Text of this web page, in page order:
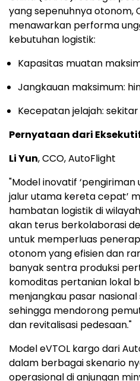
yang sepenuhnya otonom,
menawarkan performa
kebutuhan logistik:
Kapasitas muatan
Jangkauan maksimum:
Kecepatan jelajah:
Pernyataan dari
Li Yun, CCO, AutoFlight
"Model inovatif ‘pengiriman
jalur utama kereta cepat’
hambatan logistik di
akan terus berkolaborasi
untuk memperluas
otonom yang efisien dan
banyak sentra produksi
komoditas pertanian lokal
menjangkau pasar
sehingga mendorong
dan revitalisasi pedesaan."
Model eVTOL kargo dari
dalam berbagai skenario
operasional di anjungan